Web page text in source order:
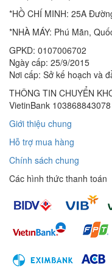
*HỒ CHÍ MINH: 25A
*NHÀ MÁY: Phú Mãn,
GPKD: 0107006702
Ngày cấp: 25/9/2015
Nơi cấp: Sở kế hoạch và
THÔNG TIN CHUYỂN
VietinBank
Giới thiệu chung
Hỗ trợ mua hàng
Chính sách chung
Các hình thức thanh toán